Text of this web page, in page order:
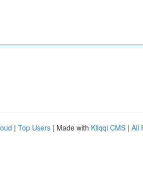
| Top Users | Made with Kliqqi CMS | All